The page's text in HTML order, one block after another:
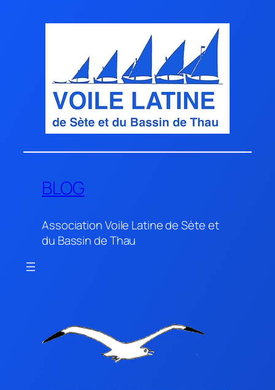
BLOG
Association Voile Latine de Sète et
du Bassin de Thau